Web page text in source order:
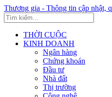
Thương gia - Thông tin cập nhật,
THỜI CUỘC
KINH DOANH
Ngân hàng
Chứng khoán
Đầu tư
Nhà đất
Thị trường